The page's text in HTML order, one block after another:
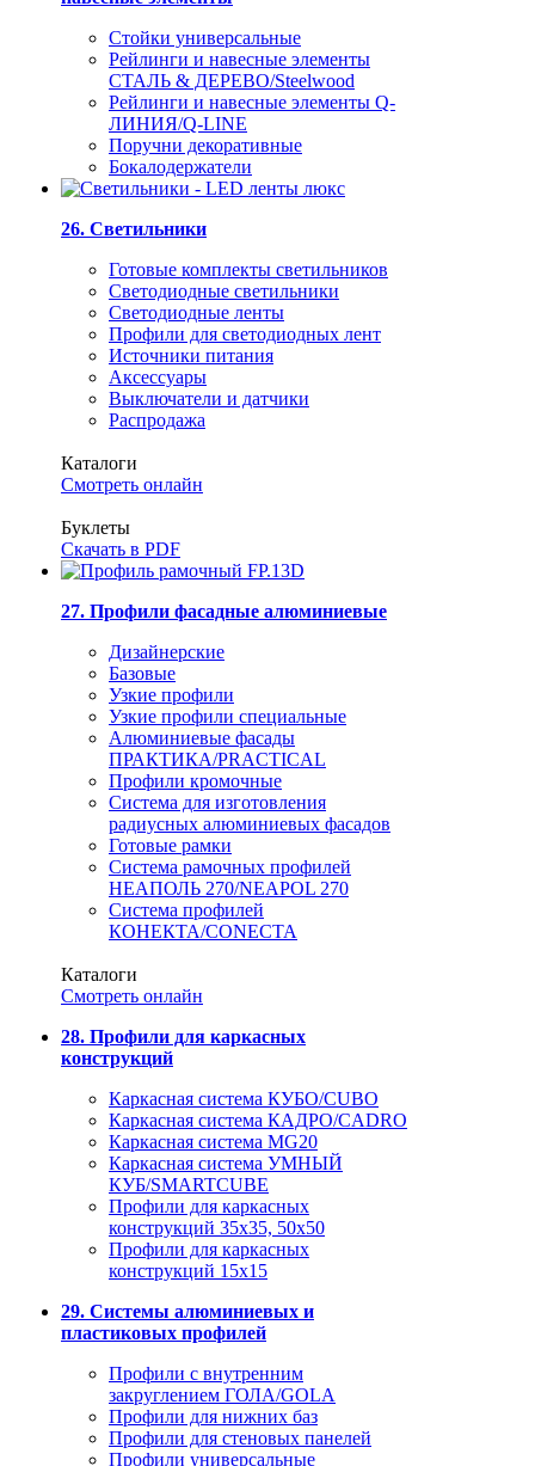
Стойки универсальные
Рейлинги и навесные элементы
СТАЛЬ & ДЕРЕВО/Steelwood
Рейлинги и навесные элементы Q-
ЛИНИЯ/Q-LINE
Поручни декоративные
Бокалодержатели
26. Светильники
Готовые комплекты светильников
Светодиодные светильники
Светодиодные ленты
Профили для светодиодных лент
Источники питания
Аксессуары
Выключатели и датчики
Распродажа
Каталоги
Смотреть онлайн
Буклеты
Скачать в PDF
27. Профили фасадные алюминиевые
Дизайнерские
Базовые
Узкие профили
Узкие профили специальные
Алюминиевые фасады
ПРАКТИКА/PRACTICAL
Профили кромочные
Система для изготовления
радиусных алюминиевых фасадов
Готовые рамки
Система рамочных профилей
НЕАПОЛЬ 270/NEAPOL 270
Система профилей
КОНЕКТА/CONECTA
Каталоги
Смотреть онлайн
28. Профили для каркасных
конструкций
Каркасная система КУБО/CUBO
Каркасная система КАДРО/CADRO
Каркасная система MG20
Каркасная система УМНЫЙ
КУБ/SMARTCUBE
Профили для каркасных
конструкций 35x35, 50x50
Профили для каркасных
конструкций 15х15
29. Системы алюминиевых и
пластиковых профилей
Профили с внутренним
закруглением ГОЛА/GOLA
Профили для нижних баз
Профили для стеновых панелей
Профили универсальные